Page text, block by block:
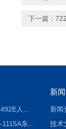
下一篇：
CA-1111/CA-1115A东京理化EYELA CA-1111/CA-1115A冷却水循环装置
新
新闻
技术